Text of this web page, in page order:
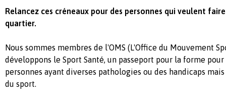
Relancez ces créneaux pour des personnes qui veulent
quartier.
Nous sommes membres de l'OMS (L'Office du Mouvement
développons le Sport Santé, un passeport pour la forme pour
personnes ayant diverses pathologies ou des handicaps
du sport.